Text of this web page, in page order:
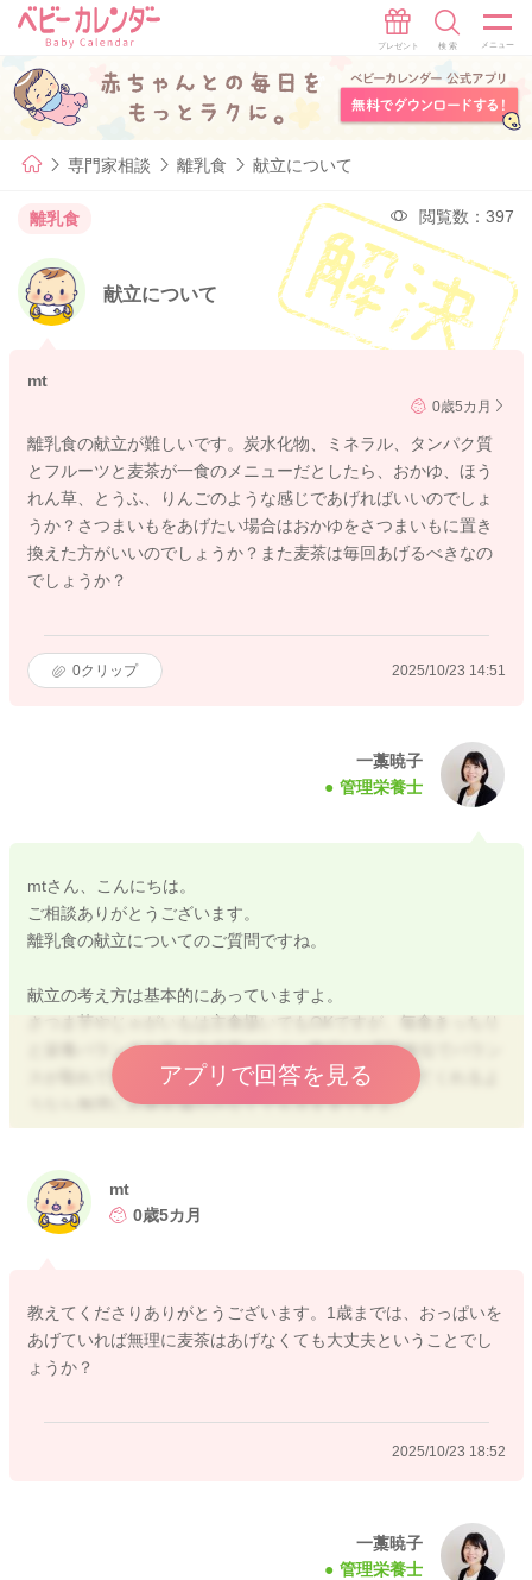
専門家相談 離乳食 献立について
離乳食 閲覧数：397
献立について
mt
0歳5カ月
離乳食の献立が難しいです。炭水化物、ミネラル、タンパク質
とフルーツと麦茶が一食のメニューだとしたら、おかゆ、ほう
れん草、とうふ、りんごのような感じであげればいいのでしょ
うか？さつまいもをあげたい場合はおかゆをさつまいもに置き
換えた方がいいのでしょうか？また麦茶は毎回あげるべきなの
でしょうか？
0クリップ 2025/10/23 14:51
一藁暁子
管理栄養士
mtさん、こんにちは。
ご相談ありがとうございます。
離乳食の献立についてのご質問ですね。
献立の考え方は基本的にあっていますよ。
さつま芋やじゃがいもは主食扱いでもOKですが、毎食きっちり
と栄養バランスを整える必要はなく、数日や1週間単位でバラン
スが取れていればOKです。なので、お子さんが食べてくれるよ
うなら無理にお粥を減らさなくても大丈夫ですよ。
離乳食は栄養バランスも大事ですが、少しずつ色々な味や食感
す。
は離乳食中や食後に、口をさっぱりさせる目的で数口あげる程
度で十分ですよ。
アプリで回答を見る
2025/10/23 18:15
mt
0歳5カ月
教えてくださりありがとうございます。1歳までは、おっぱいを
あげていれば無理に麦茶はあげなくても大丈夫ということでし
ょうか？
2025/10/23 18:52
一藁暁子
管理栄養士